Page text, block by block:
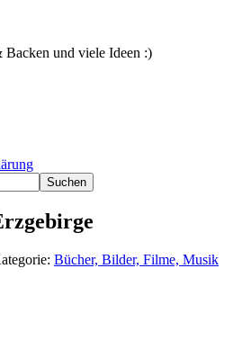
und viele Ideen :)
Bücher, Bilder, Filme, Musik